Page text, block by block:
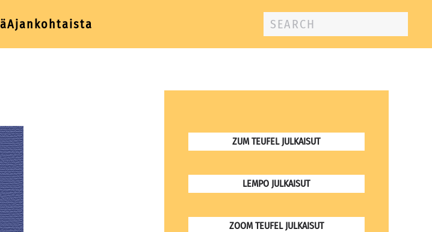
Ajankohtaista
ZUM TEUFEL JULKAISUT
LEMPO JULKAISUT
ZOOM TEUFEL JULKAISUT